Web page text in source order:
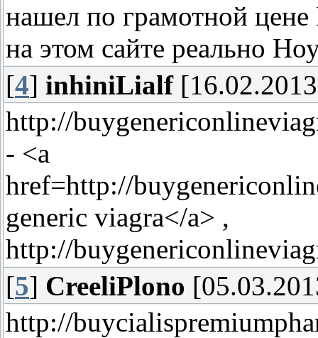
нашел по грамотной цене
на этом сайте реально
[4] inhiniLialf
http://
- <a
href=http://
generic viagra</a> ,
http://
[5] CreeliPlono
http://